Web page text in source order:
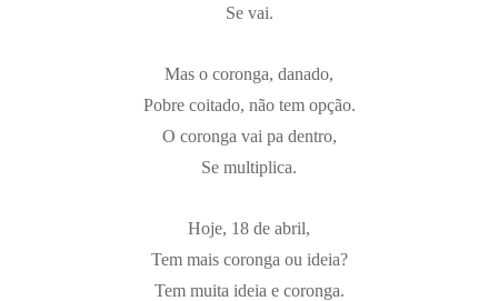
Se vai.
Mas o coronga, danado,
Pobre coitado, não tem opção.
O coronga vai pa dentro,
Se multiplica.
Hoje, 18 de abril,
Tem mais coronga ou ideia?
Tem muita ideia e coronga.